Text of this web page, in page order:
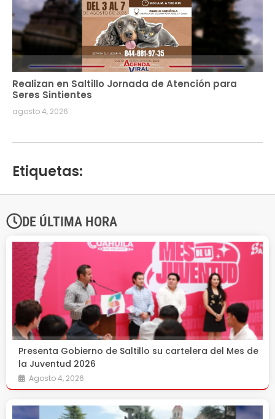
Realizan en Saltillo Jornada de Atención para
Seres Sintientes
agosto 4, 2026
Etiquetas:
DE ÚLTIMA HORA
Presenta Gobierno de Saltillo su cartelera del Mes de
la Juventud 2026
Agosto 4, 2026